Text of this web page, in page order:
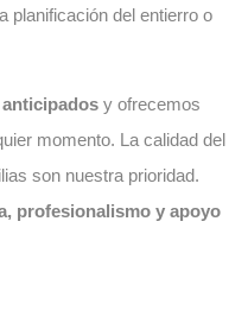
planificación del entierro o
y ofrecemos
momento. La calidad del
son nuestra prioridad.
profesionalismo y apoyo